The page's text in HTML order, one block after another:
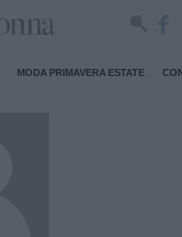
MODA PRIMAVERA ESTATE